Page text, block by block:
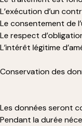
L’exécution d’un
Le consentement de
Le respect
L’intérêt légitime
Conservation des
Les données seront
Pendant la durée